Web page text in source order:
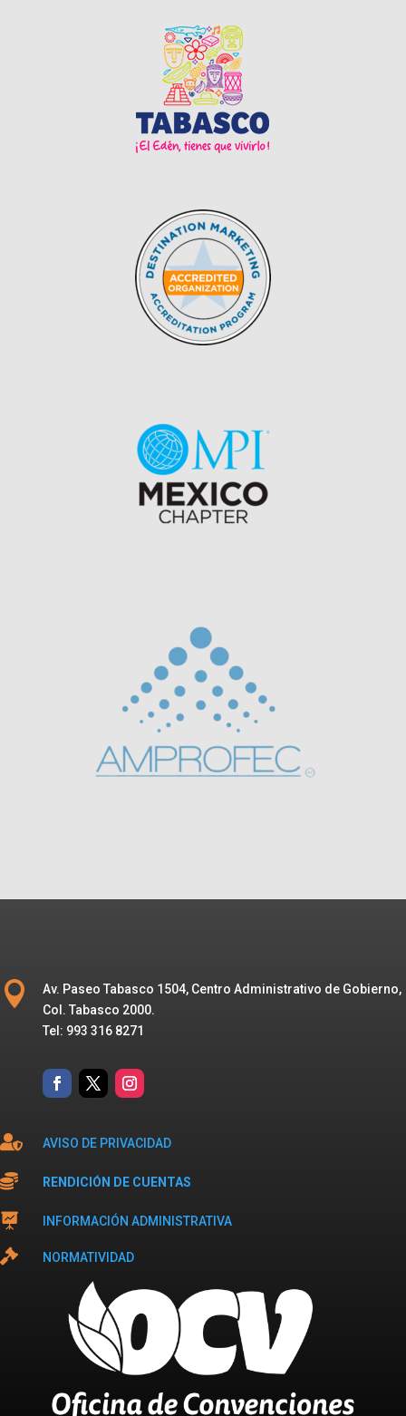

Av. Paseo Tabasco 1504, Centro Administrativo de Gobierno,
Col. Tabasco 2000.
Tel: 993 316 8271
 AVISO DE PRIVACIDAD
 RENDICIÓN DE CUENTAS
 INFORMACIÓN ADMINISTRATIVA
 NORMATIVIDAD